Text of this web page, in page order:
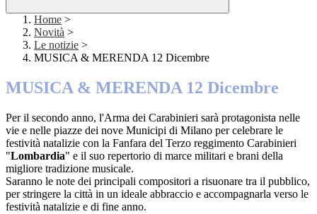
Home >
Novità >
Le notizie >
MUSICA & MERENDA 12 Dicembre
MUSICA & MERENDA 12 Dicembre
Per il secondo anno, l'Arma dei Carabinieri sarà protagonista nelle
vie e nelle piazze dei nove Municipi di Milano per celebrare le
festività natalizie con la Fanfara del Terzo reggimento Carabinieri
"Lombardia" e il suo repertorio di marce militari e brani della
migliore tradizione musicale.
Saranno le note dei principali compositori a risuonare tra il pubblico,
per stringere la città in un ideale abbraccio e accompagnarla verso le
festività natalizie e di fine anno.